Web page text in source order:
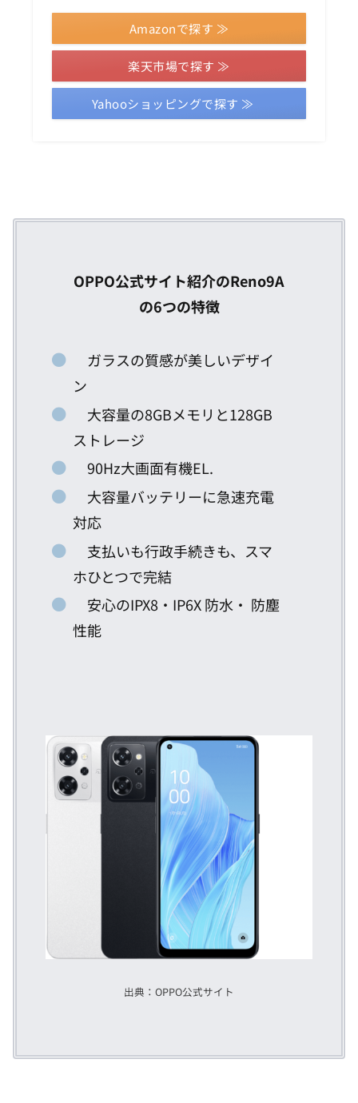
Amazonで探す ≫
楽天市場で探す ≫
Yahooショッピングで探す ≫
OPPO公式サイト紹介のReno9A
の6つの特徴
ガラスの質感が美しいデザイ
ン
大容量の8GBメモリと128GB
ストレージ
90Hz大画面有機EL.
大容量バッテリーに急速充電
対応
支払いも行政手続きも、スマ
ホひとつで完結
安心のIPX8・IP6X 防水・ 防塵
性能
出典：OPPO公式サイト